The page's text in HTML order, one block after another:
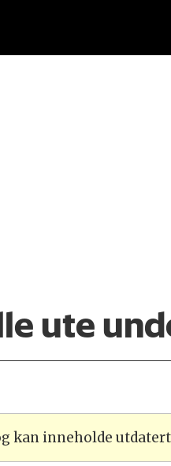
ute
kan inneholde